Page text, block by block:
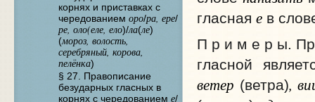
корнях и приставках с
чередованием оро/ра, ере/
ре, оло(еле, ело)/ла(ле)
(мороз, волость,
серебряный, корова,
пелёнка)
§ 27. Правописание
безударных гласных в
корнях с чередованием е/
гласная ев
П р и м е р ы.
гласной
ветер (ветра),